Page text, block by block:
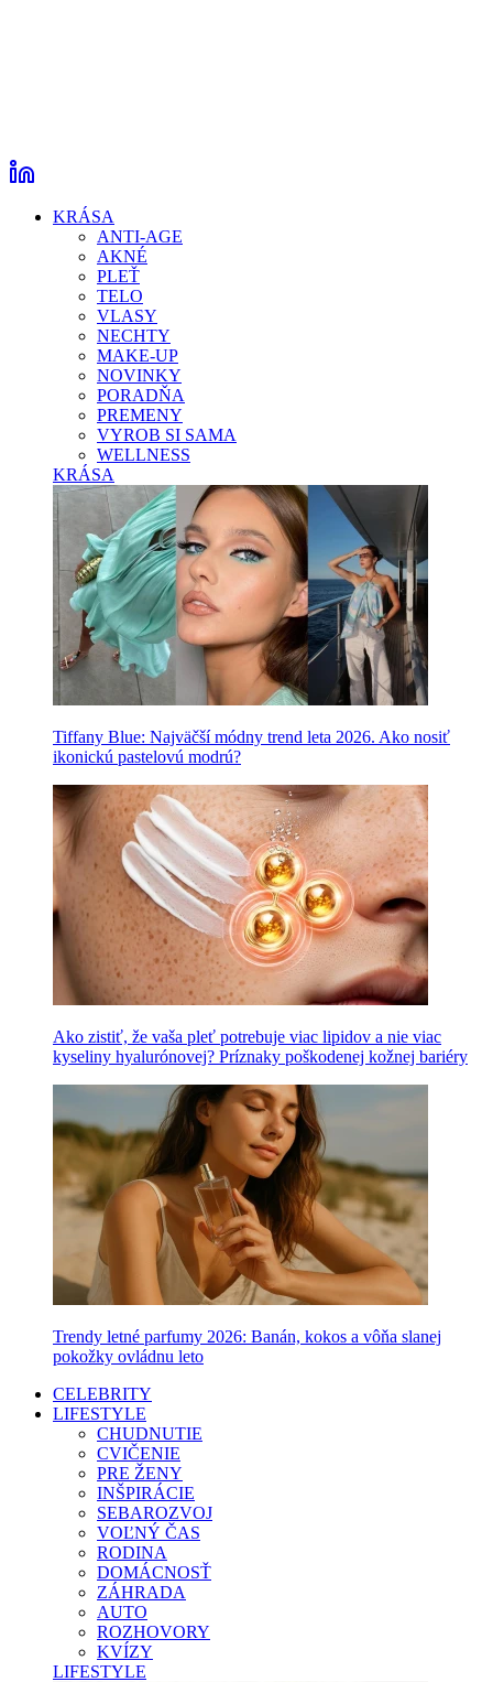
KRÁSA
ANTI-AGE
AKNÉ
PLEŤ
TELO
VLASY
NECHTY
MAKE-UP
NOVINKY
PORADŇA
PREMENY
VYROB SI SAMA
WELLNESS
KRÁSA
Tiffany Blue: Najväčší módny trend leta 2026. Ako nosiť
ikonickú pastelovú modrú?
Ako zistiť, že vaša pleť potrebuje viac lipidov a nie viac
kyseliny hyalurónovej? Príznaky poškodenej kožnej bariéry
Trendy letné parfumy 2026: Banán, kokos a vôňa slanej
pokožky ovládnu leto
CELEBRITY
LIFESTYLE
CHUDNUTIE
CVIČENIE
PRE ŽENY
INŠPIRÁCIE
SEBAROZVOJ
VOĽNÝ ČAS
RODINA
DOMÁCNOSŤ
ZÁHRADA
AUTO
ROZHOVORY
KVÍZY
LIFESTYLE